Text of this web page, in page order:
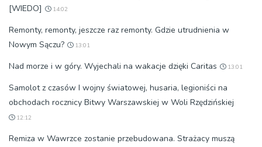
[WIEDO]
14:02
Remonty, remonty, jeszcze raz remonty. Gdzie utrudnienia w
Nowym Sączu?
13:01
Nad morze i w góry. Wyjechali na wakacje dzięki Caritas 13:01
Samolot z czasów I wojny światowej, husaria, legioniści na
obchodach rocznicy Bitwy Warszawskiej w Woli Rzędzińskiej
12:12
Remiza w Wawrzce zostanie przebudowana. Strażacy muszą